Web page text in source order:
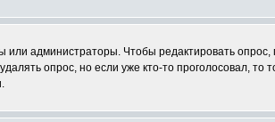
администраторы. Чтобы редактировать
опрос, но если уже кто-то проголосовал,